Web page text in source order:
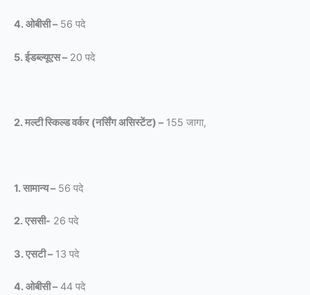
4. ओबीसी –56 पदे
5. ईडब्ल्यूएस –20 पदे
2. मल्टी स्किल्ड वर्कर (नर्सिंग असिस्टेंट) –155 जागा,
1. सामान्य –56 पदे
2. एससी- 26 पदे
3. एसटी –13 पदे
4. ओबीसी –44 पदे